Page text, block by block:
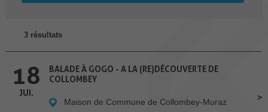
3 résultats
18
JUI.
BALADE À GOGO - A LA (RE)DÉCOUVERTE DE
COLLOMBEY
Maison de Commune de Collombey-Muraz